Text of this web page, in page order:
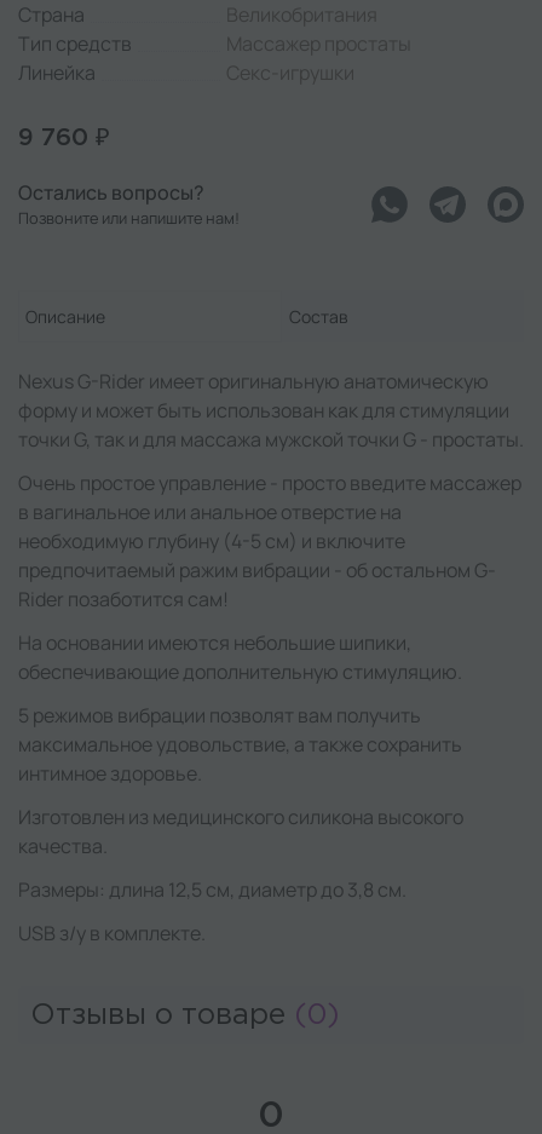
Страна
Великобритания
Тип средств
Массажер простаты
Линейка
Секс-игрушки
9 760 ₽
Остались вопросы?
Позвоните или напишите нам!
Описание Состав
Nexus G-Rider имеет оригинальную анатомическую
форму и может быть использован как для стимуляции
точки G, так и для массажа мужской точки G - простаты.
Очень простое управление - просто введите массажер
в вагинальное или анальное отверстие на
необходимую глубину (4-5 см) и включите
предпочитаемый ражим вибрации - об остальном G-
Rider позаботится сам!
На основании имеются небольшие шипики,
обеспечивающие дополнительную стимуляцию.
5 режимов вибрации позволят вам получить
максимальное удовольствие, а также сохранить
интимное здоровье.
Изготовлен из медицинского силикона высокого
качества.
Размеры: длина 12,5 см, диаметр до 3,8 см.
USB з/у в комплекте.
Отзывы о товаре (0)
0